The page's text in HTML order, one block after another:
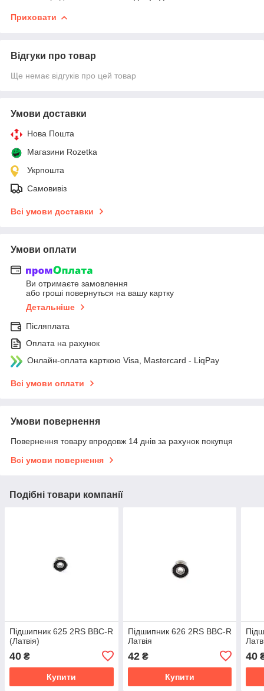
Приховати
Відгуки про товар
Ще немає відгуків про цей товар
Умови доставки
Нова Пошта
Магазини Rozetka
Укрпошта
Самовивіз
Всі умови доставки
Умови оплати
Ви отримаєте замовлення
або гроші повернуться на вашу картку
Детальніше
Післяплата
Оплата на рахунок
Онлайн-оплата карткою Visa, Mastercard - LiqPay
Всі умови оплати
Умови повернення
Повернення товару впродовж 14 днів за рахунок покупця
Всі умови повернення
Подібні товари компанії
Підшипник 625 2RS BBC-R
(Латвія)
40 ₴
Купити
Підшипник 626 2RS BBC-R
Латвія
42₴
Купити
40